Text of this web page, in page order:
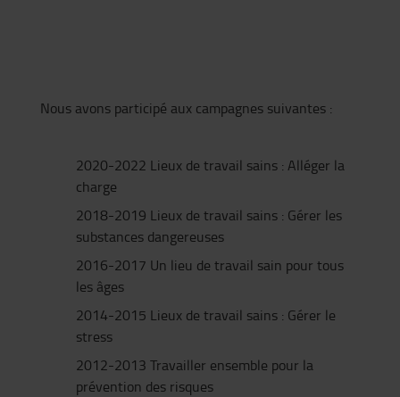
Nous avons participé aux campagnes suivantes :
2020-2022 Lieux de travail sains : Alléger la
charge
2018-2019 Lieux de travail sains : Gérer les
substances dangereuses
2016-2017 Un lieu de travail sain pour tous
les âges
2014-2015 Lieux de travail sains : Gérer le
stress
2012-2013 Travailler ensemble pour la
prévention des risques